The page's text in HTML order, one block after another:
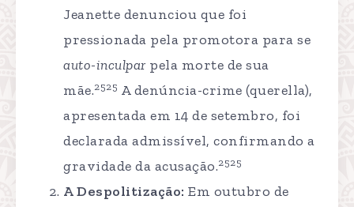
Jeanette denunciou que foi
pressionada pela promotora para se
auto-inculparpela morte de sua
mãe.2525 A denúncia-crime (querella),
apresentada em 14 de setembro, foi
declarada admissível, confirmando a
gravidade da acusação.2525
A Despolitização: Em outubro de